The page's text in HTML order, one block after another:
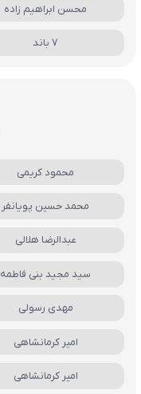
محسن ابراهیم زاده
7 باند
محمود کریمی
محمد حسین پویانفر
عبدالرضا هلالی
سید مجید بنی فاطمه
مهدی رسولی
امیر کرمانشاهی
امیر کرمانشاهی